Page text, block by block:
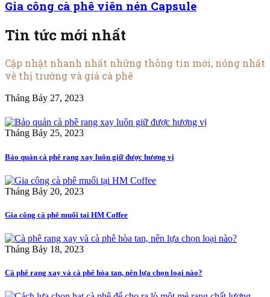
Gia công cà phê viên nén Capsule
Tin tức mới nhất
Cập nhật nhanh nhất những thông tin mới, nóng nhất
về thị trường và giá cà phê
Tháng Bảy 27, 2023
Tháng Bảy 25, 2023
Bảo quản cà phê rang xay luôn giữ được hương vị
Tháng Bảy 20, 2023
Gia công cà phê muối tại HM Coffee
Tháng Bảy 18, 2023
Cà phê rang xay và cà phê hòa tan, nên lựa chọn loại nào?